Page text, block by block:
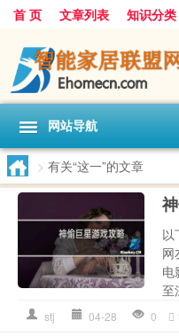
首 页 文章列表 知识分类
网站导航
> 有关“这一”的文章
以
网
电
至
stj 04-28 0